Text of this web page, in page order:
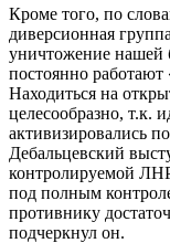
Кроме того, по
диверсионная
уничтожение нашей
постоянно
Находиться на
целесообразно, т.к.
активизировались
Дебальцевский
контролируемой
под полным
противнику
подчеркнул он.